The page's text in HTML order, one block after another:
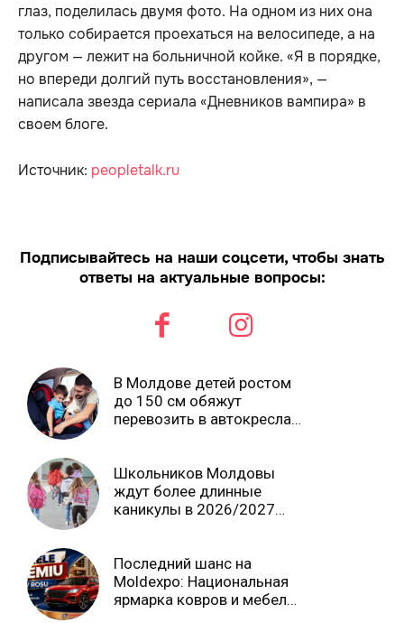
глаз, поделилась двумя фото. На одном из них она
только собирается проехаться на велосипеде, а на
другом — лежит на больничной койке. «Я в порядке,
но впереди долгий путь восстановления», —
написала звезда сериала «Дневников вампира» в
своем блоге.
Источник: peopletalk.ru
Подписывайтесь на наши соцсети, чтобы знать
ответы на актуальные вопросы:
В Молдове детей ростом
до 150 см обяжут
перевозить в автокреслах
Школьников Молдовы
ждут более длинные
каникулы в 2026/2027
Последний шанс на
Moldexpo: Национальная
ярмарка ковров и мебели